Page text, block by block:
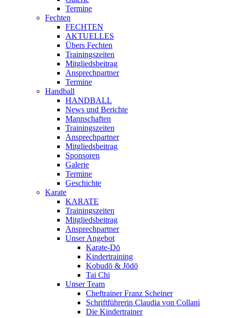
Termine
Fechten
FECHTEN
AKTUELLES
Übers Fechten
Trainingszeiten
Mitgliedsbeitrag
Ansprechpartner
Termine
Handball
HANDBALL
News und Berichte
Mannschaften
Trainingszeiten
Ansprechpartner
Mitgliedsbeitrag
Sponsoren
Galerie
Termine
Geschichte
Karate
KARATE
Trainingszeiten
Mitgliedsbeitrag
Ansprechpartner
Unser Angebot
Karate-Dō
Kindertraining
Kobudō & Jōdō
Tai Chi
Unser Team
Cheftrainer Franz Scheiner
Schriftführerin Claudia von Collani
Die Kindertrainer